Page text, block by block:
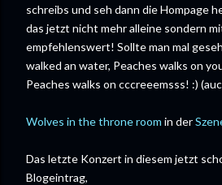
schreibs und seh dann die Hompage
das jetzt nicht mehr alleine sondern
empfehlenswert! Sollte man mal
walked an water, Peaches walks on
Peaches walks on cccreeemsss! :)
Wolves in the throne room in der
Das letzte Konzert in diesem jetzt
Blogeintrag,